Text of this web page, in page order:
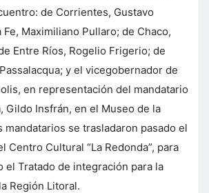
de Corrientes, Gustavo
Fe, Maximiliano Pullaro; de Chaco,
Entre Ríos, Rogelio Frigerio; de
y el vicegobernador de
en representación del mandatario
Gildo Insfrán, en el Museo de la
mandatarios se trasladaron pasado el
Centro Cultural “La Redonda”, para
el Tratado de integración para la
Región Litoral.